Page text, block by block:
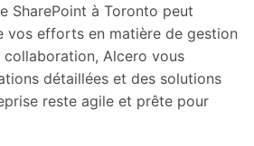
SharePoint à Toronto peut
vos efforts en matière de gestion
Alcero vous
détaillées et des solutions
reste agile et prête pour